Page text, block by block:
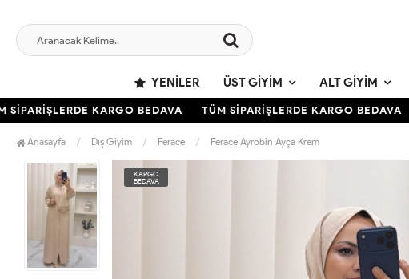
YENILER ÜST GIYIM ALT GIYIM
KARGO BEDAVA TÜM SİPARİŞLERDE KARGO BEDAVA
Anasayfa Dış Giyim Ferace Ferace Ayrobin Ayça Krem
KARGO
BEDAVA